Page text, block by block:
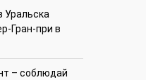
Уральска
Гран-при в
– соблюдай